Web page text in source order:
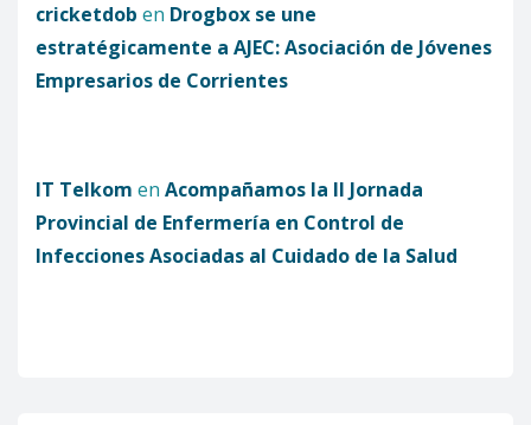
cricketdob en Drogbox se une
estratégicamente a AJEC: Asociación de Jóvenes
Empresarios de Corrientes
IT Telkom en Acompañamos la II Jornada
Provincial de Enfermería en Control de
Infecciones Asociadas al Cuidado de la Salud